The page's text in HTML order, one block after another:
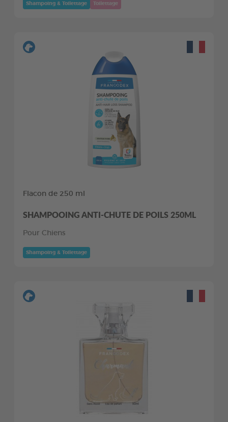
Shampoing & Toilettage Toilettage
Flacon de 250 ml
SHAMPOOING ANTI-CHUTE DE POILS 250ML
Pour Chiens
Shampoing & Toilettage